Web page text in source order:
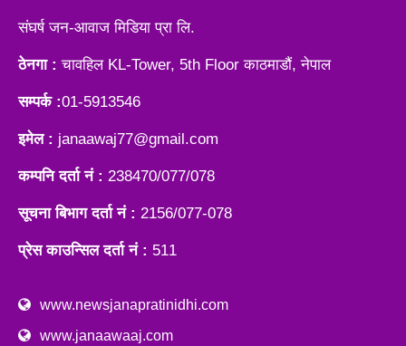
संघर्ष जन-आवाज मिडिया प्रा लि.
ठेनगा : चावहिल KL-Tower, 5th Floor काठमाडौं, नेपाल
सम्पर्क :01-5913546
इमेल : janaawaj77@gmail.com
कम्पनि दर्ता नं : 238470/077/078
सूचना बिभाग दर्ता नं : 2156/077-078
प्रेस काउन्सिल दर्ता नं : 511
www.newsjanapratinidhi.com
www.janaawaaj.com